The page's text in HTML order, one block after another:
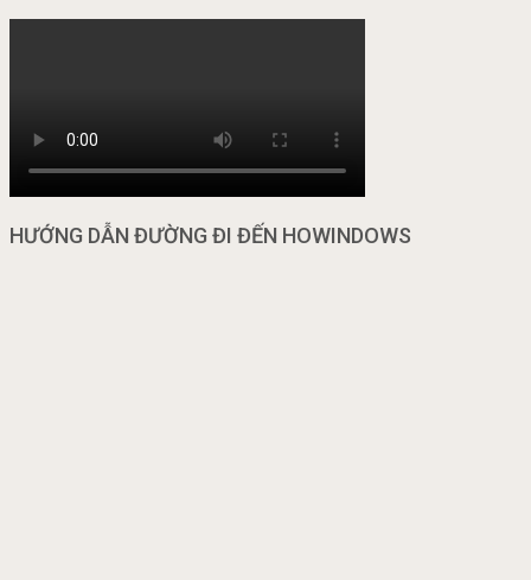
HƯỚNG DẪN ĐƯỜNG ĐI ĐẾN HOWINDOWS